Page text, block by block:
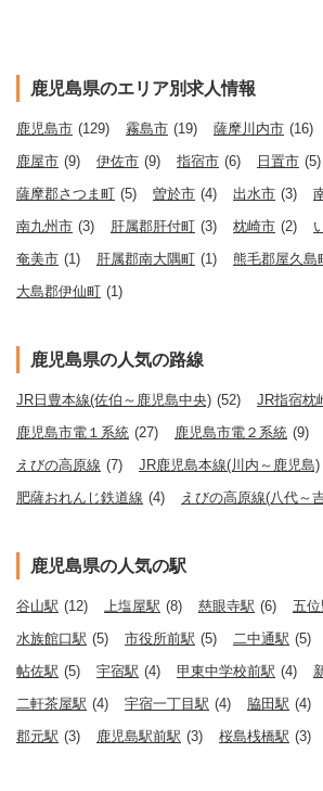
鹿児島県のエリア別求人情報
鹿児島市 (129) 霧島市 (19) 薩摩川内市 (16)
鹿屋市 (9) 伊佐市 (9) 指宿市 (6) 日置市 (5)
薩摩郡さつま町 (5) 曽於市 (4) 出水市 (3)
南九州市 (3) 肝属郡肝付町 (3) 枕崎市 (2)
奄美市 (1) 肝属郡南大隅町 (1) 熊毛郡屋久島
大島郡伊仙町 (1)
鹿児島県の人気の路線
JR日豊本線(佐伯～鹿児島中央) (52) JR指宿枕
鹿児島市電１系統 (27) 鹿児島市電２系統 (9)
えびの高原線 (7) JR鹿児島本線(川内～鹿児島)
肥薩おれんじ鉄道線 (4) えびの高原線(八代～
鹿児島県の人気の駅
谷山駅 (12) 上塩屋駅 (8) 慈眼寺駅 (6) 五
水族館口駅 (5) 市役所前駅 (5) 二中通駅 (5)
帖佐駅 (5) 宇宿駅 (4) 甲東中学校前駅 (4)
二軒茶屋駅 (4) 宇宿一丁目駅 (4) 脇田駅 (4)
郡元駅 (3) 鹿児島駅前駅 (3) 桜島桟橋駅 (3)